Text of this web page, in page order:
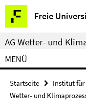
Springe
direkt
zu
Inhalt
Freie
Service-
Navigation
AG Wetter- und
MENÜ
Startseite Institut für
Wetter- und